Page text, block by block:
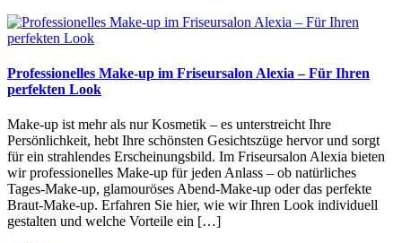
Professionelles Make-up im Friseursalon Alexia – Für Ihren
perfekten Look
Make-up ist mehr als nur Kosmetik – es unterstreicht Ihre
Persönlichkeit, hebt Ihre schönsten Gesichtszüge hervor und sorgt
für ein strahlendes Erscheinungsbild. Im Friseursalon Alexia bieten
wir professionelles Make-up für jeden Anlass – ob natürliches
Tages-Make-up, glamouröses Abend-Make-up oder das perfekte
Braut-Make-up. Erfahren Sie hier, wie wir Ihren Look individuell
gestalten und welche Vorteile ein […]